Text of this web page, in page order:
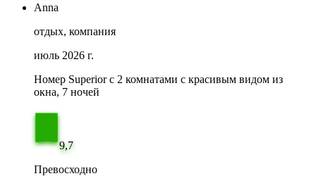
Anna
отдых, компания
июль 2026 г.
Номер Superior с 2 комнатами с красивым видом из
окна, 7 ночей
9,7
Превосходно